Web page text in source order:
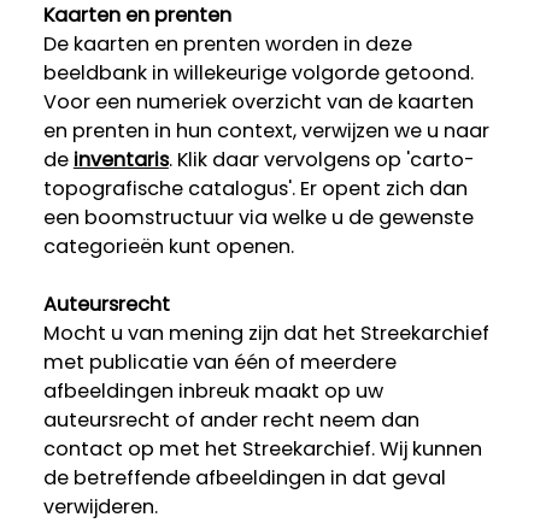
Kaarten en prenten
De kaarten en prenten worden in deze
beeldbank in willekeurige volgorde getoond.
Voor een numeriek overzicht van de kaarten
en prenten in hun context, verwijzen we u naar
de inventaris. Klik daar vervolgens op 'carto-
topografische catalogus'. Er opent zich dan
een boomstructuur via welke u de gewenste
categorieën kunt openen.
Auteursrecht
Mocht u van mening zijn dat het Streekarchief
met publicatie van één of meerdere
afbeeldingen inbreuk maakt op uw
auteursrecht of ander recht neem dan
contact op met het Streekarchief. Wij kunnen
de betreffende afbeeldingen in dat geval
verwijderen.